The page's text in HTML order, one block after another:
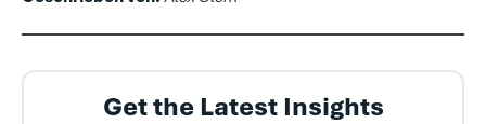
Get the Latest Insights